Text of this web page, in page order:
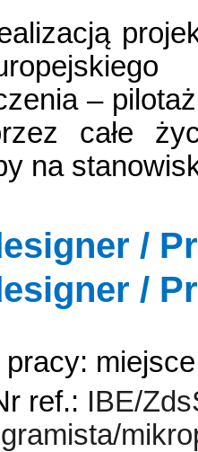
–
całe
na
/
/
pracy:
ref.: IBE/